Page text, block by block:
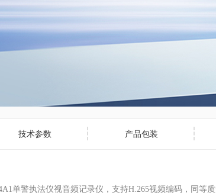
技术参数 产品包装
单警执法仪视音频记录仪，支持H.265视频编码，同等